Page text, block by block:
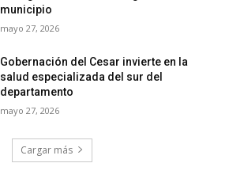
municipio
mayo 27, 2026
Gobernación del Cesar invierte en la
salud especializada del sur del
departamento
mayo 27, 2026
Cargar más